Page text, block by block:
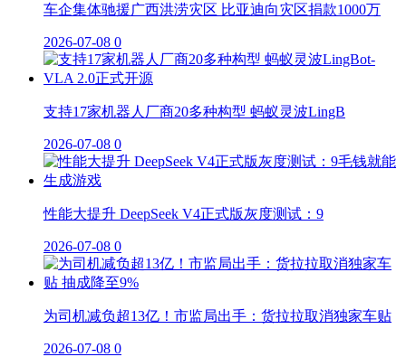
车企集体驰援广西洪涝灾区 比亚迪向灾区捐款1000万
2026-07-08 0
支持17家机器人厂商20多种构型 蚂蚁灵波LingB
2026-07-08 0
性能大提升 DeepSeek V4正式版灰度测试：9
2026-07-08 0
为司机减负超13亿！市监局出手：货拉拉取消独家车贴
2026-07-08 0